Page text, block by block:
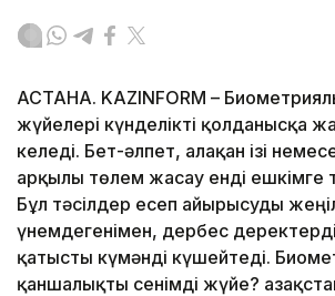
АСТАНА. KAZINFORM –
жүйелері күнделікті қолданысқа
келеді. Бет-әлпет, алақан ізі
арқылы төлем жасау енді ешкімге
Бұл тәсілдер есеп айырысуды
үнемдегенімен, дербес деректердің
қатысты күмәнді күшейтеді.
қаншалықты сенімді жүйе?